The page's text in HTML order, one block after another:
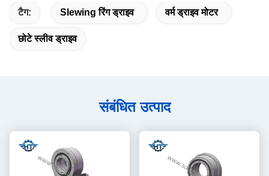
टैग: Slewing रिंग ड्राइव वर्म ड्राइव मोटर
छोटे स्लीव ड्राइव
संबंधित उत्पाद